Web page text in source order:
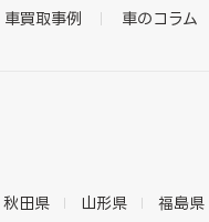
車買取事例 車のコラム
秋田県 山形県 福島県